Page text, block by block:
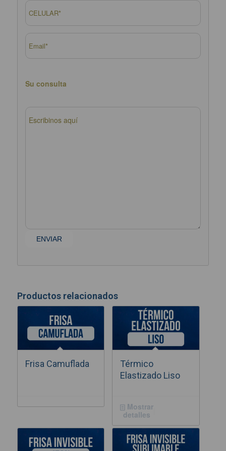
Su consulta
Productos relacionados
Frisa Camuflada
Térmico
Elastizado Liso
Mostrar
detalles